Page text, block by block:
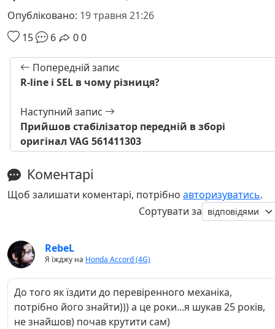
Опубліковано: 19 травня 21:26
15
6 00
Попередній запис
R-line і SEL в чому різниця?
Наступний запис
Прийшов стабілізатор передній в зборі
оригінал VAG 561411303
Коментарі
Щоб залишати коментарі, потрібно авторизуватись.
Сортувати за
RebeL
Я їжджу на Honda Accord (4G)
До того як їздити до перевіренного механіка,
потрібно його знайти))) а це роки...я шукав 25 років,
не знайшов) почав крутити сам)